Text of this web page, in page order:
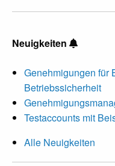
Neuigkeiten
Genehmigungen für
Betriebssicherheit
Testaccounts mit
Alle Neuigkeiten